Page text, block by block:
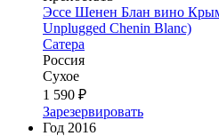
Эссе Шенен Блан вино Крым
Unplugged Chenin Blanc)
Сатера
Россия
Сухое
1 590 ₽
Зарезервировать
Год 2016